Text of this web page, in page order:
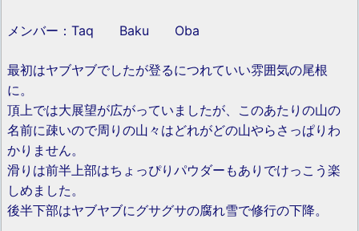
メンバー：Taq Baku Oba
最初はヤブヤブでしたが登るにつれていい雰囲気の尾根
に。
頂上では大展望が広がっていましたが、このあたりの山の
名前に疎いので周りの山々はどれがどの山やらさっぱりわ
かりません。
滑りは前半上部はちょっぴりパウダーもありでけっこう楽
しめました。
後半下部はヤブヤブにグサグサの腐れ雪で修行の下降。